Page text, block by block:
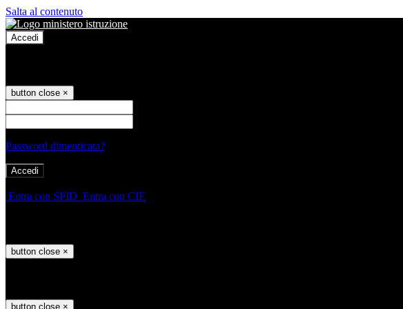
Salta al contenuto
Accedi
button close ×
Password dimenticata?
Entra con SPID Entra con CIE
button close ×
button close ×